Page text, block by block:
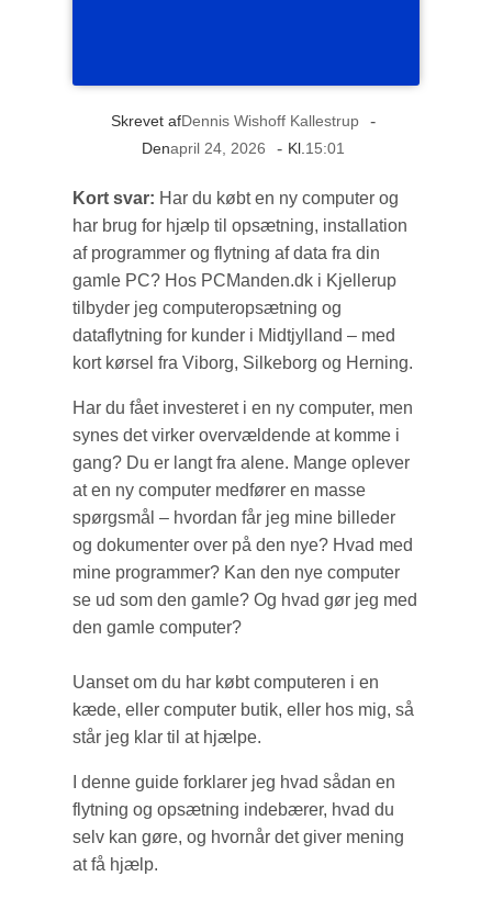
Skrevet afDennis Wishoff Kallestrup -
Denapril 24, 2026 - Kl. 15:01
Kort svar: Har du købt en ny computer og
har brug for hjælp til opsætning, installation
af programmer og flytning af data fra din
gamle PC? Hos PCManden.dk i Kjellerup
tilbyder jeg computeropsætning og
dataflytning for kunder i Midtjylland – med
kort kørsel fra Viborg, Silkeborg og Herning.
Har du fået investeret i en ny computer, men
synes det virker overvældende at komme i
gang? Du er langt fra alene. Mange oplever
at en ny computer medfører en masse
spørgsmål – hvordan får jeg mine billeder
og dokumenter over på den nye? Hvad med
mine programmer? Kan den nye computer
se ud som den gamle? Og hvad gør jeg med
den gamle computer?
Uanset om du har købt computeren i en
kæde, eller computer butik, eller hos mig, så
står jeg klar til at hjælpe.
I denne guide forklarer jeg hvad sådan en
flytning og opsætning indebærer, hvad du
selv kan gøre, og hvornår det giver mening
at få hjælp.